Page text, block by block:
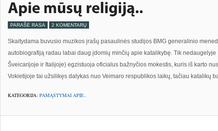
PARAŠĖ RASA 2 KOMENTARŲ
Skaitydama buvusio muzikos įrašų pasaulinės studijos BMG generalinio
autobiografiją radau labai daug įdomių minčių apie katalikybę. Tik
Šveicarijoje ir Italijoje) egzistuoja oficialus bažnyčios mokestis, kuris iš karto
Vokietijoje tai užsilikęs dalykas nuo Veimaro respublikos laikų, tačiau katalikų
KATEGORIJA: PAMĄSTYMAI APIE..